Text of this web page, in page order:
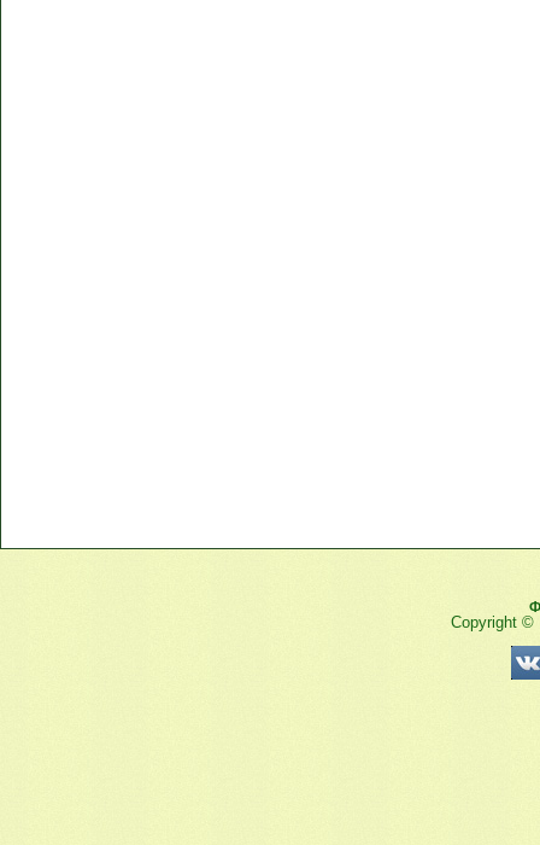
Copyright ©